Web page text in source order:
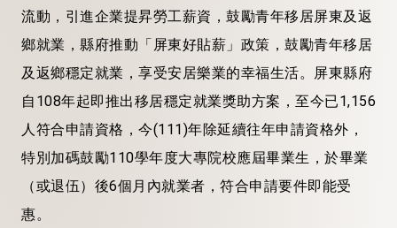
流動，引進企業提昇勞工薪資，鼓勵青年移居屏東及返
鄉就業，縣府推動「屏東好貼薪」政策，鼓勵青年移居
及返鄉穩定就業，享受安居樂業的幸福生活。屏東縣府
自108年起即推出移居穩定就業獎助方案，至今已1,156
人符合申請資格，今(111)年除延續往年申請資格外，
特別加碼鼓勵110學年度大專院校應屆畢業生，於畢業
（或退伍）後6個月內就業者，符合申請要件即能受
惠。